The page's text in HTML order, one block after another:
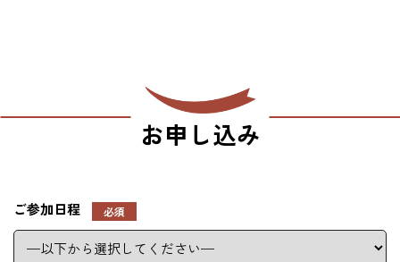
お申し込み
ご参加日程 必須